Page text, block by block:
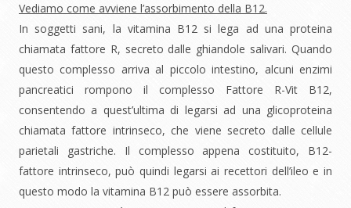
Vediamo come avviene l’assorbimento della B12.
In soggetti sani, la vitamina B12 si lega ad una proteina
chiamata fattore R, secreto dalle ghiandole salivari. Quando
questo complesso arriva al piccolo intestino, alcuni enzimi
pancreatici rompono il complesso Fattore R-Vit B12,
consentendo a quest’ultima di legarsi ad una glicoproteina
chiamata fattore intrinseco, che viene secreto dalle cellule
parietali gastriche. Il complesso appena costituito, B12-
fattore intrinseco, può quindi legarsi ai recettori dell’ileo e in
questo modo la vitamina B12 può essere assorbita.